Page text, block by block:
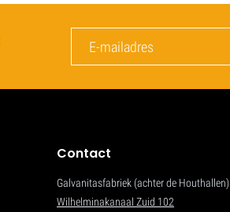
Contact
Galvanitasfabriek (achter de Houthallen)
Wilhelminakanaal Zuid 102